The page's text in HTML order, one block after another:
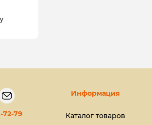
72-79
Информация
Каталог товаров